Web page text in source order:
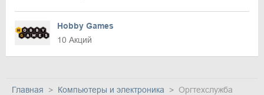
Hobby Games
10 Акций
Главная Компьютеры и электроника Оргтехслужба